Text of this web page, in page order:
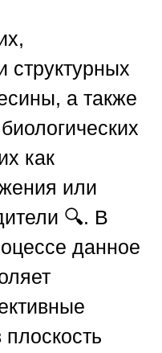
структурных
а также
как
или
🔍. В
данное